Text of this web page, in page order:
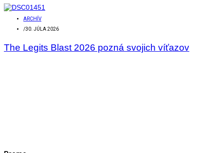
ARCHÍV
/30. JÚLA 2026
The Legits Blast 2026 pozná svojich víťazov